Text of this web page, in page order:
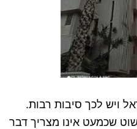
ויש לכך סיבות רבות.
שכמעט אינו מצריך דבר